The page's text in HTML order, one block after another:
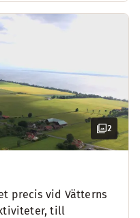
2
precis vid Vätterns
till